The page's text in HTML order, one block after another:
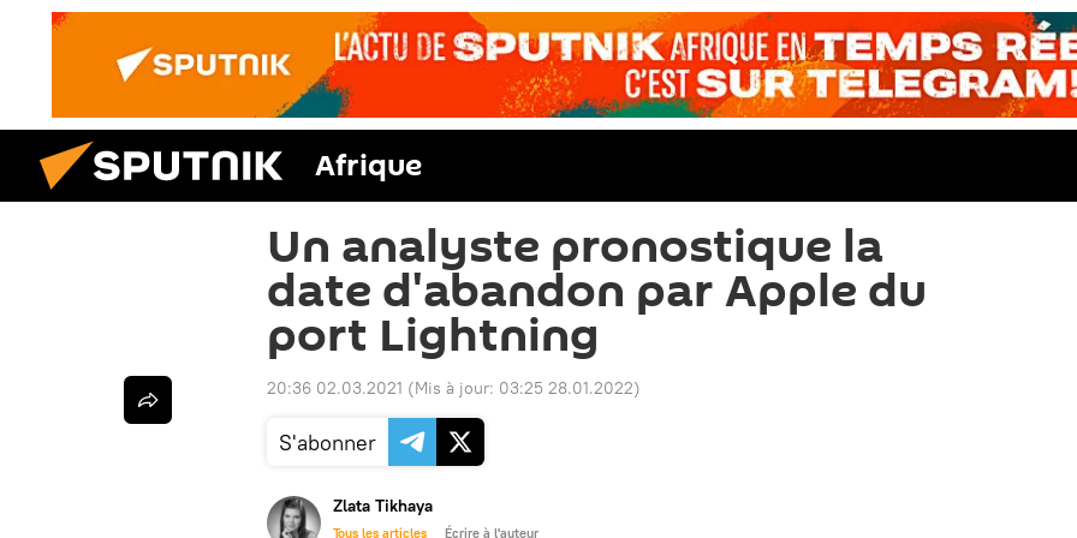
Afrique
Un analyste pronostique la
date d'abandon par Apple du
port Lightning
20:36 02.03.2021 (Mis à jour: 03:25 28.01.2022)
S'abonner
Zlata Tikhaya
Tous les articles Écrire à l'auteur